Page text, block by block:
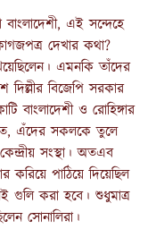
এই সন্দেহে
দেখার কথা?
এমনকি তাঁদের
বিজেপি সরকার
বাংলাদেশী ও রোহিঙ্গার
এঁদের সকলকে তুলে
সংস্থা। অতএব
পাঠিয়ে দিয়েছিল
গুলি করা হবে। শুধুমাত্র
সোনালিরা।